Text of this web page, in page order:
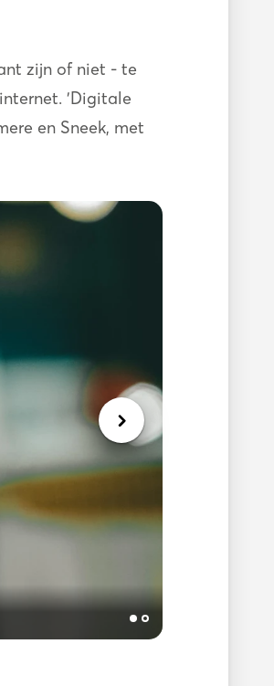
zijn of niet - te
'Digitale
en Sneek, met